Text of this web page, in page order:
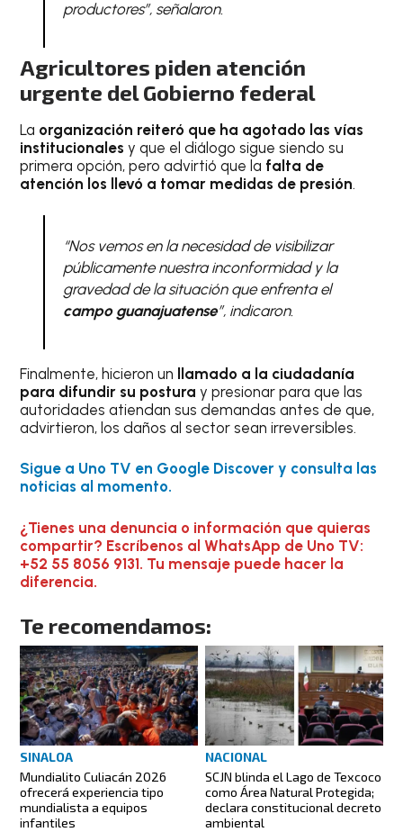
productores”, señalaron.
Agricultores piden atención
urgente del Gobierno federal
La organización reiteró que ha agotado las vías
institucionales y que el diálogo sigue siendo su
primera opción, pero advirtió que la falta de
atención los llevó a tomar medidas de presión.
“Nos vemos en la necesidad de visibilizar
públicamente nuestra inconformidad y la
gravedad de la situación que enfrenta el
campo guanajuatense”, indicaron.
Finalmente, hicieron un llamado a la ciudadanía
para difundir su postura y presionar para que las
autoridades atiendan sus demandas antes de que,
advirtieron, los daños al sector sean irreversibles.
Sigue a Uno TV en Google Discover y consulta las
noticias al momento.
¿Tienes una denuncia o información que quieras
compartir? Escríbenos al WhatsApp de Uno TV:
+52 55 8056 9131. Tu mensaje puede hacer la
diferencia.
Te recomendamos:
SINALOA
Mundialito Culiacán 2026
ofrecerá experiencia tipo
mundialista a equipos
infantiles
NACIONAL
SCJN blinda el Lago de Texcoco
como Área Natural Protegida;
declara constitucional decreto
ambiental